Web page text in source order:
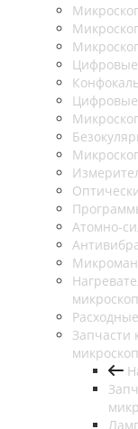
Атомно-
Запчасти